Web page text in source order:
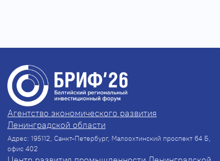
Агентство экономического развития
Ленинградской области
Адрес: 195112, Санкт-Петербург, Малоохтинский проспект 64 Б,
офис 402